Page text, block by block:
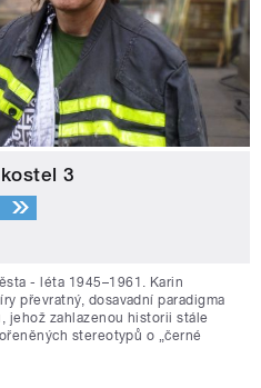
3
- léta 1945–1961. Karin
převratný, dosavadní paradigma
jehož zahlazenou historii stále
stereotypů o „černé